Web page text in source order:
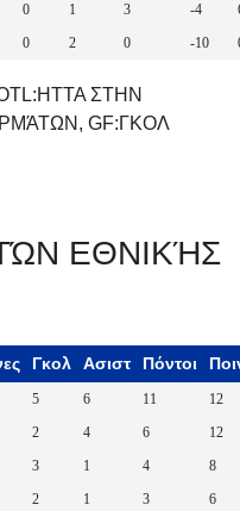
0 1 3 -4
0 2 0 -10
ΣΤΗΝ
GF:ΓΚΟΛ
ΕΘΝΙΚΉΣ
Γκολ Ασιστ Πόντοι
5 6 11
12
2 4 6
12
3 1 4
8
2 1 3 6